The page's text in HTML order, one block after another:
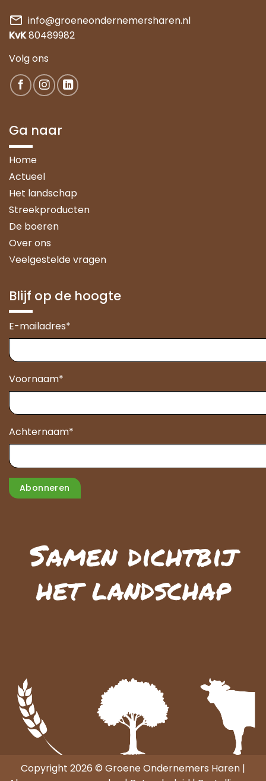
mail info@groeneondernemersharen.nl
KvK80489982
Volg ons
Ga naar
Home
Actueel
Het landschap
Streekproducten
De boeren
Over ons
Veelgestelde vragen
Blijf op de hoogte
E-mailadres*
Voornaam*
Achternaam*
Abonneren
Samen dichtbij
het landschap
Copyright 2026 © Groene Ondernemers Haren |